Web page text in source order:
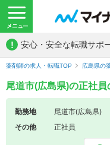
! 安心・安全な転職サポ
薬剤師の求人・転職TOP 広島県の
尾道市(広島県)の正社
勤務地
尾道市(広島県)
その他
正社員